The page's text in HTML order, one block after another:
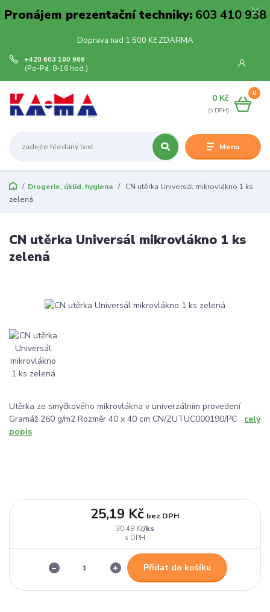
Pronájem prezentační techniky:603 410 938
Doprava nad 1 500 Kč ZDARMA
Menu
+420 603 100 966
(Po-Pá, 8-16 hod.)
0
0 Kč
Drogerie, úklid, hygiena
CN utěrka Universál mikrovlákno 1 ks
zelená
CN utěrka Universál mikrovlákno 1 ks
zelená
Utěrka ze smyčkového mikrovlákna v univerzálním provedení
Gramáž 260 g/m2 Rozměr 40 x 40 cm CN/ZUTUC000190/PC celý
popis
30,48 Kč/ks
25,19 Kč bez DPH
Přidat do košíku